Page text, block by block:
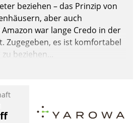
beziehen – das Prinzip von
aber auch
war lange Credo in der
Zugegeben, es ist komfortabel
beziehen...